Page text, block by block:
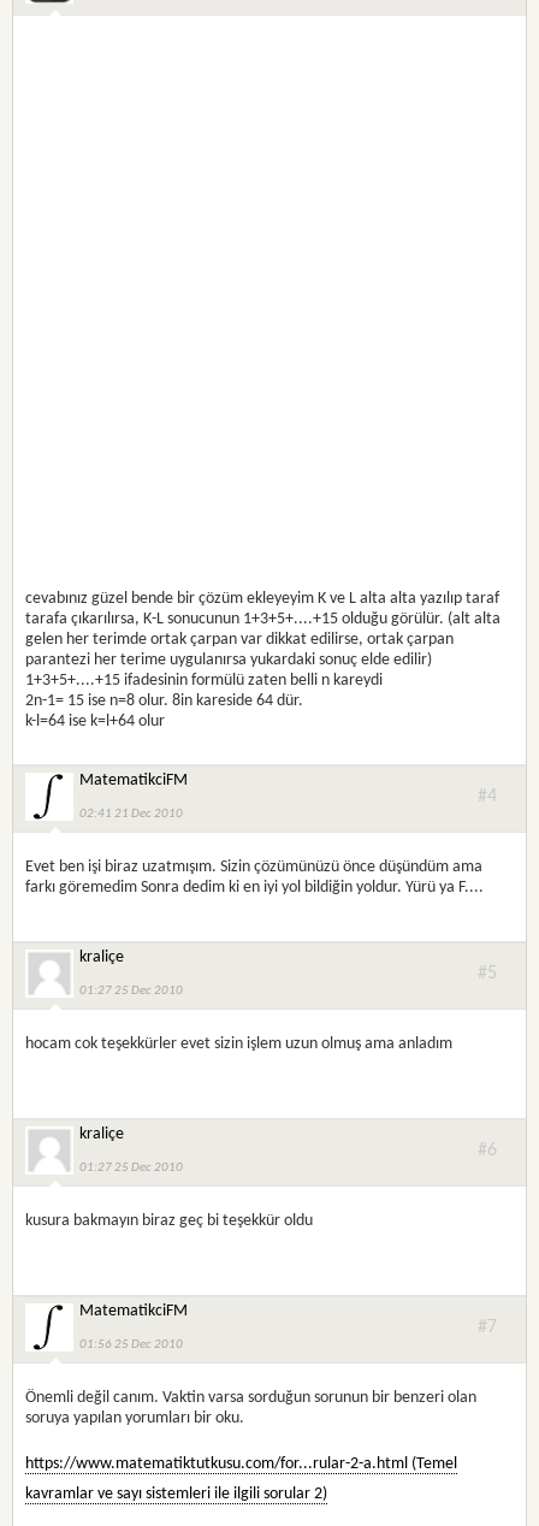
cevabınız güzel bende bir çözüm ekleyeyim K ve L alta alta yazılıp taraf
tarafa çıkarılırsa, K-L sonucunun 1+3+5+....+15 olduğu görülür. (alt alta
gelen her terimde ortak çarpan var dikkat edilirse, ortak çarpan
parantezi her terime uygulanırsa yukardaki sonuç elde edilir)
1+3+5+....+15 ifadesinin formülü zaten belli n kareydi
2n-1= 15 ise n=8 olur. 8in kareside 64 dür.
k-l=64 ise k=l+64 olur
MatematikciFM
02:41 21 Dec 2010
#4
Evet ben işi biraz uzatmışım. Sizin çözümünüzü önce düşündüm ama
farkı göremedim Sonra dedim ki en iyi yol bildiğin yoldur. Yürü ya F....
kraliçe
01:27 25 Dec 2010
#5
hocam cok teşekkürler evet sizin işlem uzun olmuş ama anladım
kraliçe
01:27 25 Dec 2010
#6
kusura bakmayın biraz geç bi teşekkür oldu
MatematikciFM
01:56 25 Dec 2010
#7
Önemli değil canım. Vaktin varsa sorduğun sorunun bir benzeri olan
soruya yapılan yorumları bir oku.
https://www.matematiktutkusu.com/for...rular-2-a.html (Temel
kavramlar ve sayı sistemleri ile ilgili sorular 2)